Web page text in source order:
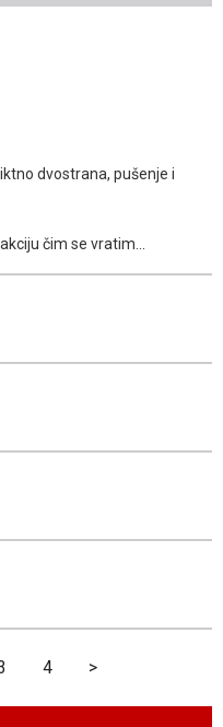
dvostrana, pušenje i
čim se vratim...
4 >